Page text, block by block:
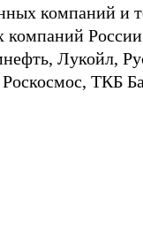
компаний и
компаний
Лукойл,
ТКБ